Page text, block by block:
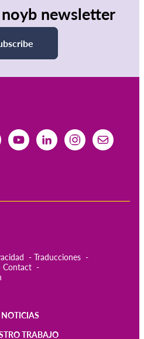
newsletter
Traducciones
Contact
NOTICIAS
TRABAJO